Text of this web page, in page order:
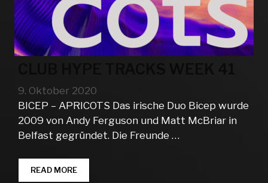
9. Oktober 2020
BICEP – APRICOTS Das irische Duo Bicep wurde
2009 von Andy Ferguson und Matt McBriar in
Belfast gegründet. Die Freunde …
READ MORECLUB
HYPE